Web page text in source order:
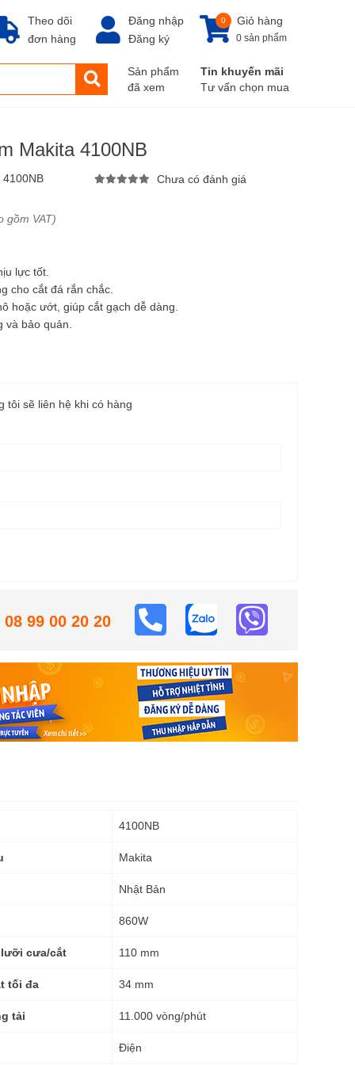
Theo dõi
đơn hàng
Đăng nhập
Đăng ký
Giỏ hàng
0
0 sản phẩm
Sản phẩm
đã xem
Tin khuyến mãi
Tư vấn chọn mua
Makita 4100NB
4100NB Chưa có đánh giá
gồm VAT)
lực tốt.
cho cắt đá rắn chắc.
hoặc ướt, giúp cắt gạch dễ dàng.
và bảo quản.
tôi sẽ liên hệ khi có hàng
08 99 00 20 20
4100NB
Makita
Nhật Bản
860W
cưa/cắt 110 mm
tối đa 34 mm
tải 11.000 vòng/phút
Điện